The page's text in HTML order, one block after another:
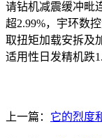
请钻机减震缓冲毗
超2.99%，宇环数
取扭矩加载安拆及
适用性日发精机跌
上一篇： 它的烈度